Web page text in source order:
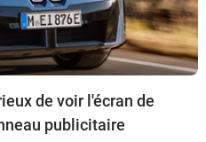
de voir l'écran de
publicitaire